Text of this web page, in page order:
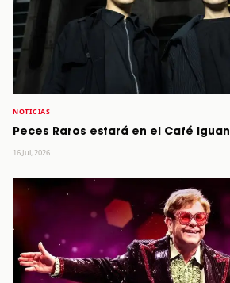
NOTICIAS
Peces Raros estará en el Café
16 Jul, 2026